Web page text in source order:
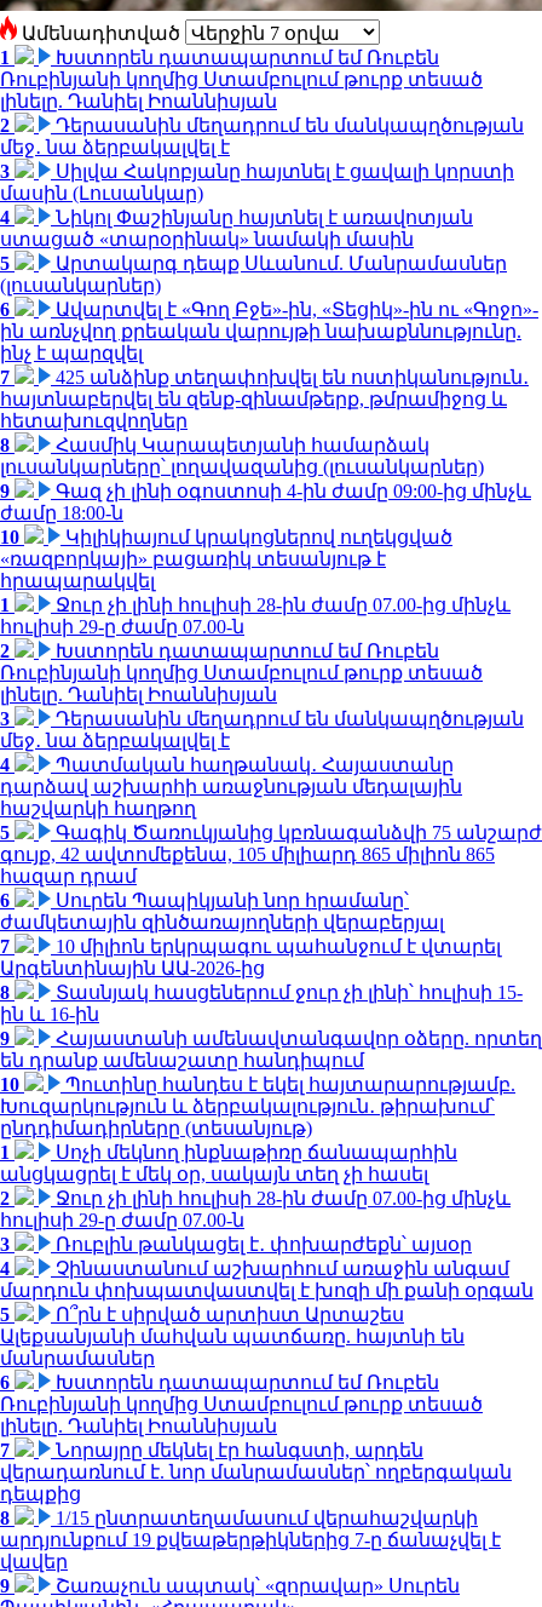
Ամենադիտված
1
Խստորեն դատապարտում եմ Ռուբեն
Ռուբինյանի կողմից Ստամբուլում թուրք տեսած
լինելը. Դանիել Իոաննիսյան
2
Դերասանին մեղադրում են մանկապղծության
մեջ․ նա ձերբակալվել է
3
Սիլվա Հակոբյանը հայտնել է ցավալի կորստի
մասին (Լուսանկար)
4
Նիկոլ Փաշինյանը հայտնել է առավոտյան
ստացած «տարօրինակ» նամակի մասին
5
Արտակարգ դեպք Սևանում. Մանրամասներ
(լուսանկարներ)
6
Ավարտվել է «Գող Բջե»-ին, «Տեցիկ»-ին ու «Գոջո»-
ին առնչվող քրեական վարույթի նախաքննությունը.
ինչ է պարզվել
7
425 անձինք տեղափոխվել են ոստիկանություն․
հայտնաբերվել են զենք-զինամթերք, թմրամիջոց և
հետախուզվողներ
8
Հասմիկ Կարապետյանի համարձակ
լուսանկարները՝ լողավազանից (լուսանկարներ)
9
Գազ չի լինի օգոստոսի 4-ին ժամը 09:00-ից մինչև
ժամը 18:00-ն
10
Կիլիկիայում կրակոցներով ուղեկցված
«ռազբորկայի» բացառիկ տեսանյութ է
հրապարակվել
1
Ջուր չի լինի հուլիսի 28-ին ժամը 07.00-ից մինչև
հուլիսի 29-ը ժամը 07.00-ն
2
Խստորեն դատապարտում եմ Ռուբեն
Ռուբինյանի կողմից Ստամբուլում թուրք տեսած
լինելը. Դանիել Իոաննիսյան
3
Դերասանին մեղադրում են մանկապղծության
մեջ․ նա ձերբակալվել է
4
Պատմական հաղթանակ․ Հայաստանը
դարձավ աշխարհի առաջնության մեդալային
հաշվարկի հաղթող
5
Գագիկ Ծառուկյանից կբռնագանձվի 75 անշարժ
գույք, 42 ավտոմեքենա, 105 միլիարդ 865 միլիոն 865
հազար դրամ
6
Սուրեն Պապիկյանի նոր հրամանը՝
ժամկետային զինծառայողների վերաբերյալ
7
10 միլիոն երկրպագու պահանջում է վտարել
Արգենտինային ԱԱ-2026-ից
8
Տասնյակ հասցեներում ջուր չի լինի՝ հուլիսի 15-
ին և 16-ին
9
Հայաստանի ամենավտանգավոր օձերը. որտեղ
են դրանք ամենաշատը հանդիպում
10
Պուտինը հանդես է եկել հայտարարությամբ.
Խուզարկություն և ձերբակալություն․ թիրախում՝
ընդդիմադիրները (տեսանյութ)
1
Սոչի մեկնող ինքնաթիռը ճանապարհին
անցկացրել է մեկ օր, սակայն տեղ չի հասել
2
Ջուր չի լինի հուլիսի 28-ին ժամը 07.00-ից մինչև
հուլիսի 29-ը ժամը 07.00-ն
3
Ռուբլին թանկացել է․ փոխարժեքն՝ այսօր
4
Չինաստանում աշխարհում առաջին անգամ
մարդուն փոխպատվաստվել է խոզի մի քանի օրգան
5
Ո՞րն է սիրված արտիստ Արտաշես
Ալեքսանյանի մահվան պատճառը. հայտնի են
մանրամասներ
6
Խստորեն դատապարտում եմ Ռուբեն
Ռուբինյանի կողմից Ստամբուլում թուրք տեսած
լինելը. Դանիել Իոաննիսյան
7
Նորայրը մեկնել էր հանգստի, արդեն
վերադառնում է. նոր մանրամասներ՝ ողբերգական
դեպքից
8
1/15 ընտրատեղամասում վերահաշվարկի
արդյունքում 19 քվեաթերթիկներից 7-ը ճանաչվել է
վավեր
9
Շառաչուն ապտակ՝ «զորավար» Սուրեն